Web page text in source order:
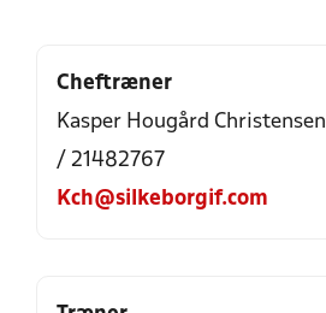
Cheftræner
Kasper Hougård Christensen
/ 21482767
Kch@silkeborgif.com